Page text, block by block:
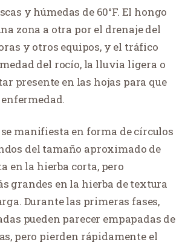
y húmedas de 60°F. El hongo
zona a otra por el drenaje del
y otros equipos, y el tráfico
del rocío, la lluvia ligera o
presente en las hojas para que
manifiesta en forma de círculos
del tamaño aproximado de
en la hierba corta, pero
grandes en la hierba de textura
Durante las primeras fases,
pueden parecer empapadas de
pero pierden rápidamente el